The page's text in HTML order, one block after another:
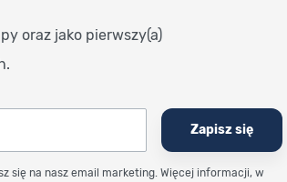
oraz jako pierwszy(a)
się na nasz email marketing. Więcej informacji, w
Zapisz się